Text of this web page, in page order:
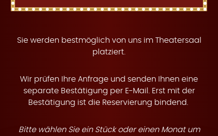
r Sie werden bestmöglich von uns im Theatersaal
platziert.
Wir prüfen Ihre Anfrage und senden Ihnen eine
separate Bestätigung per E-Mail. Erst mit der
Bestätigung ist die Reservierung bindend.
Bitte wählen Sie ein Stück oder einen Monat um